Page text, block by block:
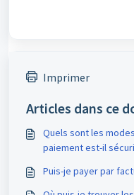
Imprimer
Articles dans ce
Quels sont les
paiement est-il
Puis-je payer par